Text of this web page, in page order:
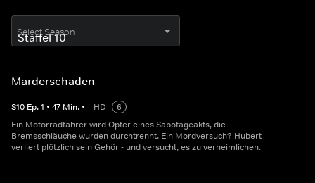
Select Season
Marderschaden
S10 Ep.1 • 47 Min. • HD
6
Ein Motorradfahrer wird Opfer eines Sabotageakts, die
Bremsschläuche wurden durchtrennt. Ein Mordversuch? Hubert
verliert plötzlich sein Gehör - und versucht, es zu verheimlichen.